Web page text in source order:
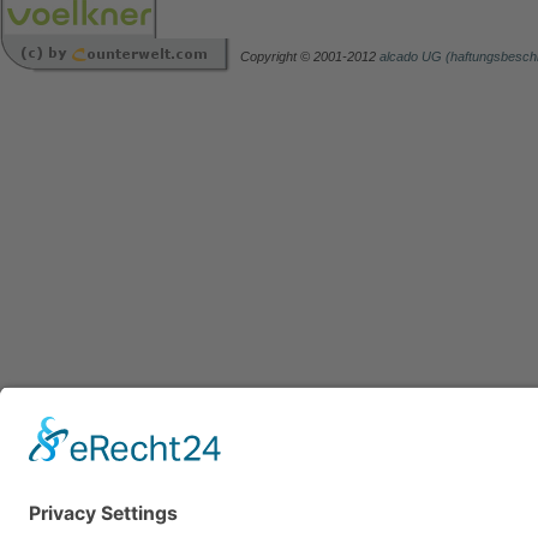
Copyright © 2001-2012 alcado UG